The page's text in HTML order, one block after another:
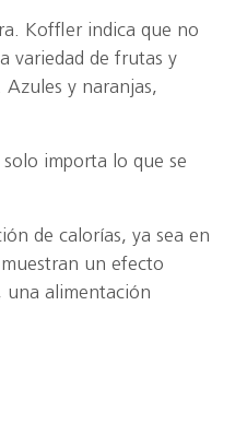
Koffler indica que no
variedad de frutas y
Azules y naranjas,
importa lo que se
de calorías, ya sea en
un efecto
una alimentación